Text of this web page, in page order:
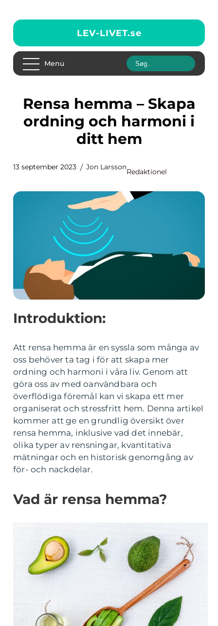
LEV-LIVET.se
Menu
Rensa hemma – Skapa
ordning och harmoni i
ditt hem
13 september 2023 Jon Larsson
Redaktionel
Introduktion:
Att rensa hemma är en syssla som många av
oss behöver ta tag i för att skapa mer
ordning och harmoni i våra liv. Genom att
göra oss av med oanvändbara och
överflödiga föremål kan vi skapa ett mer
organiserat och stressfritt hem. Denna artikel
kommer att ge en grundlig översikt över
rensa hemma, inklusive vad det innebär,
olika typer av rensningar, kvantitativa
mätningar och en historisk genomgång av
för- och nackdelar.
Vad är rensa hemma?